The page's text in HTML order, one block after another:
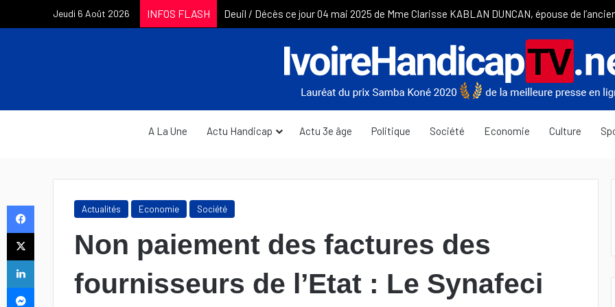
Jeudi 6 Août 2026 INFOS FLASH
A La Une Actu Handicap Actu 3e âge Politique Société Economie Culture
Actualités Economie Société
Non paiement des factures des
fournisseurs de l’Etat : Le Synafeci
Facebook